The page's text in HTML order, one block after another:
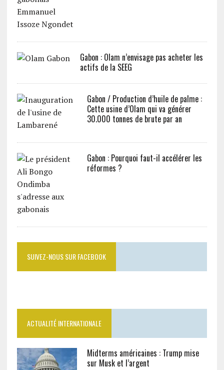
Gabon : Olam n’envisage pas acheter les
actifs de la SEEG
Gabon / Production d’huile de palme :
Cette usine d’Olam qui va générer
30.000 tonnes de brute par an
Gabon : Pourquoi faut-il accélérer les
réformes ?
SUIVEZ-NOUS SUR FACEBOOK
ACTUALITÉ INTERNATIONALE
Midterms américaines : Trump mise
sur Musk et l’argent